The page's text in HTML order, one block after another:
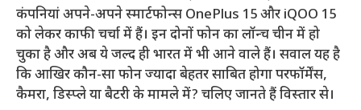
कंपनियां अपने-अपने स्मार्टफोन्स OnePlus 15 और iQOO 15
को लेकर काफी चर्चा में हैं। इन दोनों फोन का लॉन्च चीन में हो
चुका है और अब ये जल्द ही भारत में भी आने वाले हैं। सवाल यह है
कि आखिर कौन-सा फोन ज्यादा बेहतर साबित होगा परफॉर्मेंस,
कैमरा, डिस्प्ले या बैटरी के मामले में? चलिए जानते हैं विस्तार से।